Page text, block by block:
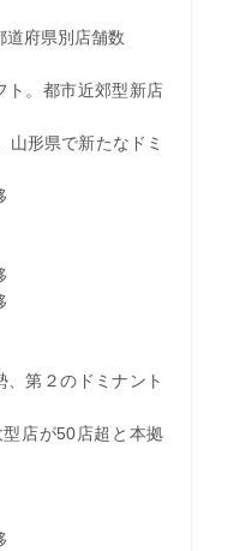
県別店舗数
。都市近郊型新店
形県で新たなドミ
第２のドミナント
店が50店超と本拠